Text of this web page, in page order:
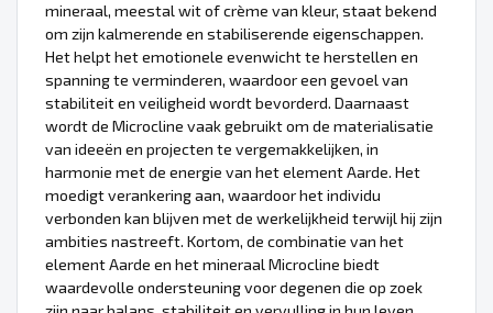
mineraal, meestal wit of crème van kleur, staat bekend
om zijn kalmerende en stabiliserende eigenschappen.
Het helpt het emotionele evenwicht te herstellen en
spanning te verminderen, waardoor een gevoel van
stabiliteit en veiligheid wordt bevorderd. Daarnaast
wordt de Microcline vaak gebruikt om de materialisatie
van ideeën en projecten te vergemakkelijken, in
harmonie met de energie van het element Aarde. Het
moedigt verankering aan, waardoor het individu
verbonden kan blijven met de werkelijkheid terwijl hij zijn
ambities nastreeft. Kortom, de combinatie van het
element Aarde en het mineraal Microcline biedt
waardevolle ondersteuning voor degenen die op zoek